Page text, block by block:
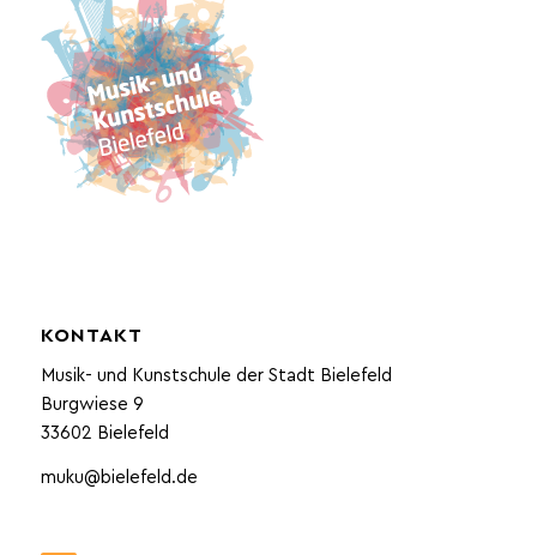
KONTAKT
Musik- und Kunstschule der Stadt Bielefeld
Burgwiese 9
33602 Bielefeld
muku@bielefeld.de